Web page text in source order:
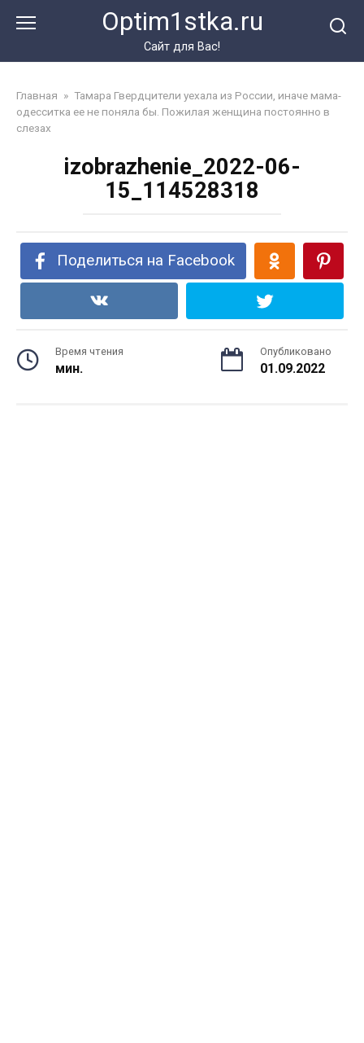
Optim1stka.ru
Сайт для Вас!
Главная » Тамара Гвердцители уехала из России, иначе мама-
одесситка ее не поняла бы. Пожилая женщина постоянно в
слезах
izobrazhenie_2022-06-
15_114528318
Поделиться на Facebook
Время чтения
мин.
Опубликовано
01.09.2022